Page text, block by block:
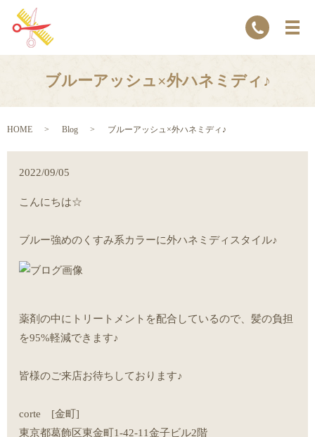
ブルーアッシュ×外ハネミディ♪
HOME Blog ブルーアッシュ×外ハネミディ♪
2022/09/05
こんにちは☆
ブルー強めのくすみ系カラーに外ハネミディスタイル♪
薬剤の中にトリートメントを配合しているので、髪の負担
を95%軽減できます♪
皆様のご来店お待ちしております♪
corte [金町]
東京都葛飾区東金町1-42-11金子ビル2階